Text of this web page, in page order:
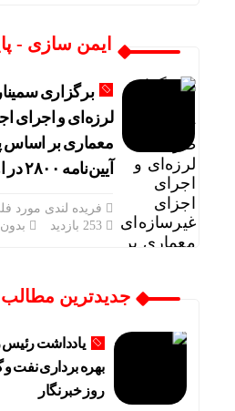
ایمن سازی -
برگزاری
لرزه‌ای و اجرای
معماری بر
آیین‌نامه ۲۸۰۰ در اهواز
فریده لندی مورد
جدیدترین مطالب
یادداشت
بهره برداری نفت
روز خبرنگار